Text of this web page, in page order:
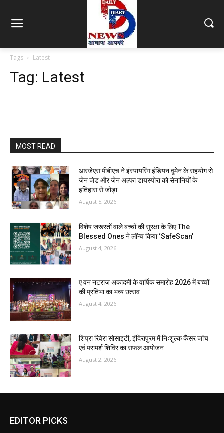
Tags Latest
Tag: Latest
MOST READ
आरजेएस पीबीएच ने इंस्पायरिंग इंडियन वूमेन के सहयोग से
जेन जेड और जेन अल्फा डायस्पोरा को सेनानियों के
इतिहास से जोड़ा
August 5, 2026
विशेष जरूरतों वाले बच्चों की सुरक्षा के लिए The
Blessed Ones ने लॉन्च किया ‘SafeScan’
August 4, 2026
ए वन नटराज अकादमी के वार्षिक समारोह 2026 में बच्चों
की प्रतिभा का भव्य उत्सव
August 4, 2026
शिप्रा रिवेरा सोसाइटी, इंदिरापुरम में निःशुल्क कैंसर जांच
एवं परामर्श शिविर का सफल आयोजन
August 2, 2026
EDITOR PICKS